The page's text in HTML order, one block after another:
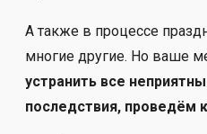
А также в процессе
многие другие. Но ваше
устранить все
последствия, проведём